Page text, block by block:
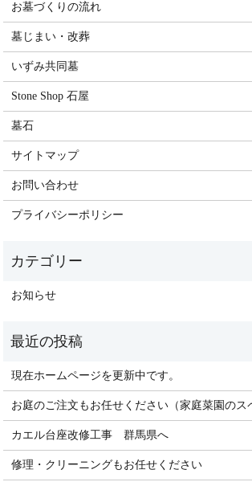
お墓づくりの流れ
墓じまい・改葬
いずみ共同墓
Stone Shop 石屋
墓石
サイトマップ
お問い合わせ
プライバシーポリシー
お知らせ
現在ホームページを更新中です。
お庭のご注文もお任せください（家庭菜園のス
カエル台座改修工事 群馬県へ
修理・クリーニングもお任せください